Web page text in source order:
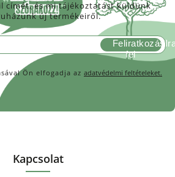
Kapcsolat
címét, és mi tájékoztatást küldünk
új termékeiről.
Ön elfogadja az adatvédelmi feltételeket.
Feliratkozás